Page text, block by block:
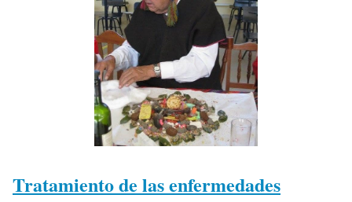
Tratamiento de las enfermedades